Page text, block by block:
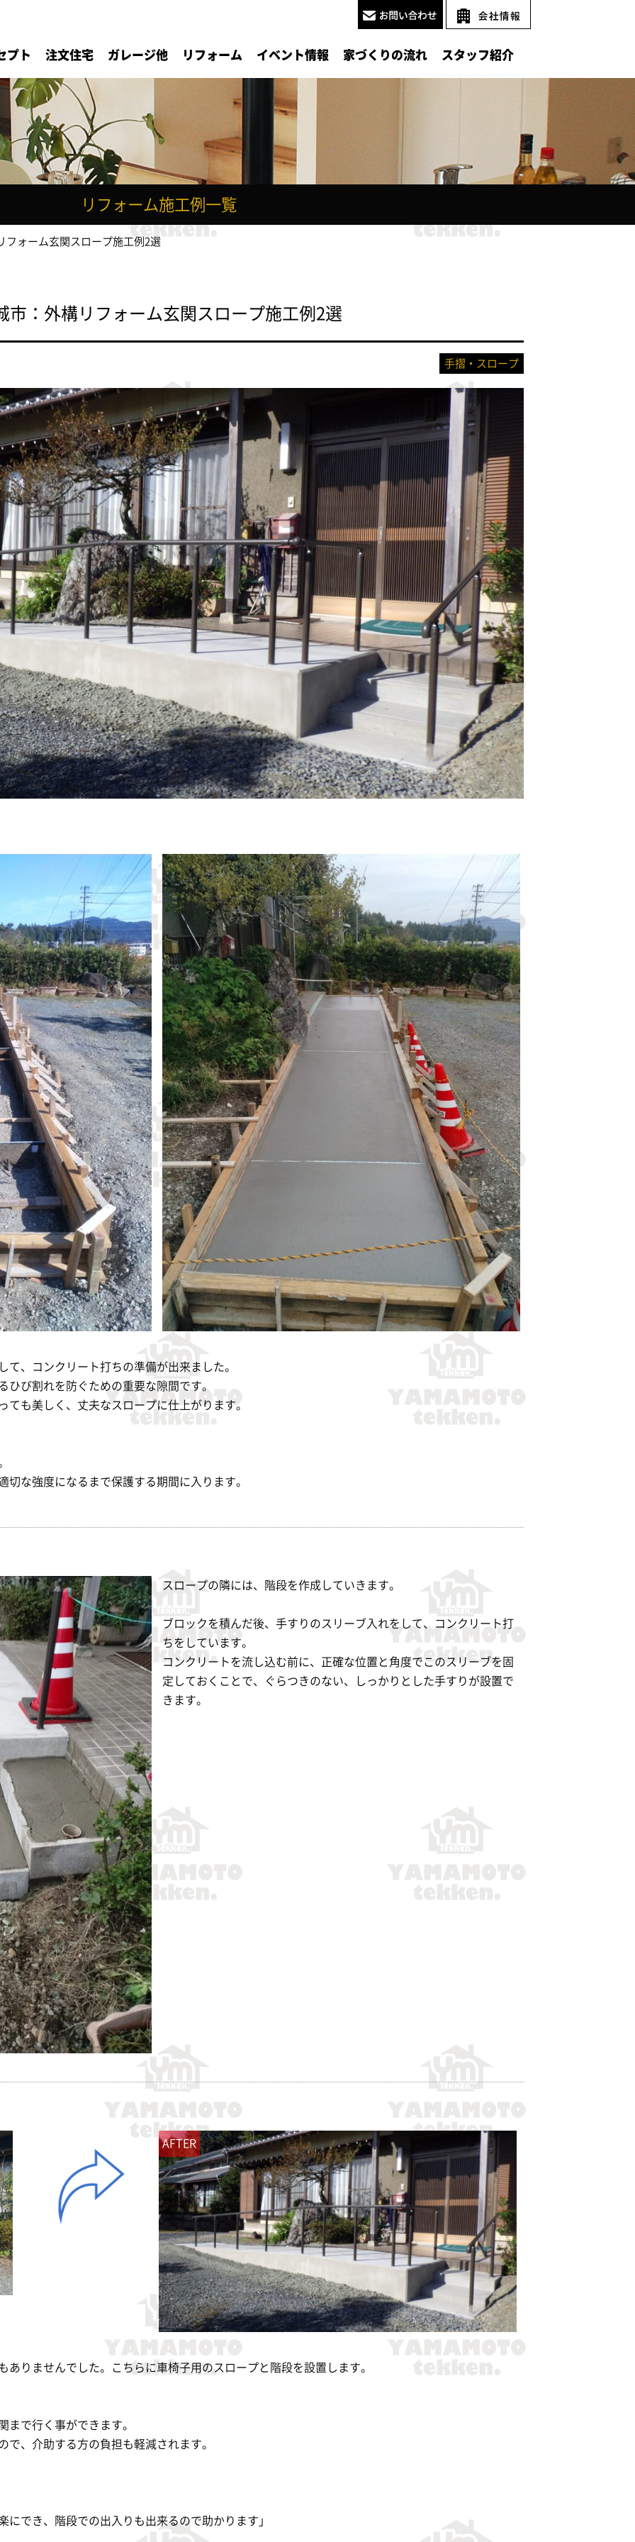
プト 注文住宅 ガレージ他 リフォーム イベント情報 家づくりの流れ スタッフ紹介
リフォーム施工例一覧
フォーム玄関スロープ施工例2選
市：外構リフォーム玄関スロープ施工例2選
手摺・スロープ
、コンクリート打ちの準備が出来ました。
び割れを防ぐための重要な隙間です。
も美しく、丈夫なスロープに仕上がります。
な強度になるまで保護する期間に入ります。
スロープの隣には、階段を作成していきます。
ブロックを積んだ後、手すりのスリーブ入れをして、コンクリート打
ちをしています。
コンクリートを流し込む前に、正確な位置と角度でこのスリーブを固
定しておくことで、ぐらつきのない、しっかりとした手すりが設置で
きます。
AFTER
ありませんでした。こちらに車椅子用のスロープと階段を設置します。
まで行く事ができます。
、介助する方の負担も軽減されます。
でき、階段での出入りも出来るので助かります」